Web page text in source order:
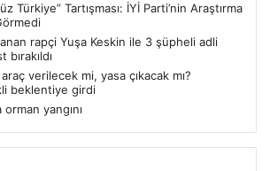
Türkiye” Tartışması: İYİ Parti’nin Araştırma
rapçi Yuşa Keskin ile 3 şüpheli adli
verilecek mi, yasa çıkacak mı?
beklentiye girdi
yangını